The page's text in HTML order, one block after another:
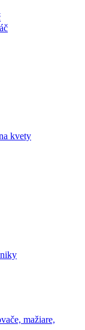
kvety
mažiare,